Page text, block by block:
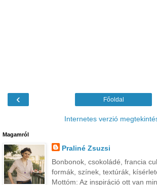
‹ Főoldal
Internetes verzió
Magamról
Praliné Zsuzsi
Bonbonok, csokoládé, francia
formák, színek, textúrák,
Mottóm: Az inspiráció ott van